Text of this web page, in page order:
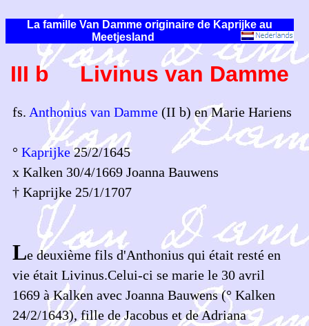
La famille Van Damme originaire de Kaprijke au
Meetjesland
III b Livinus van Damme
fs. Anthonius van Damme (II b) en Marie Hariens
° Kaprijke25/2/1645
x Kalken 30/4/1669 Joanna Bauwens
† Kaprijke 25/1/1707
Le deuxième fils d'Anthonius qui était resté en
vie était Livinus.Celui-ci se marie le 30 avril
1669 à Kalken avec Joanna Bauwens (° Kalken
24/2/1643), fille de Jacobus et de Adriana